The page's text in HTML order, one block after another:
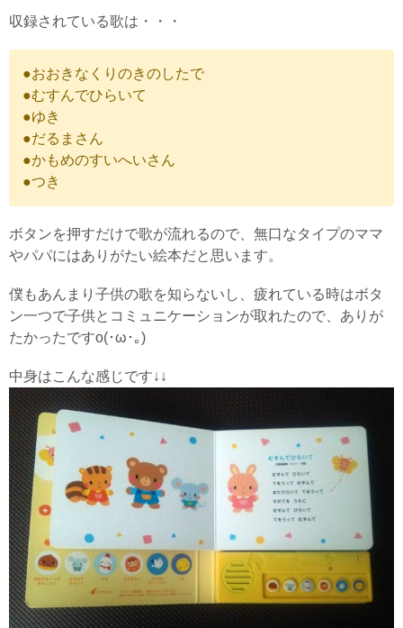
収録されている歌は・・・
●おおきなくりのきのしたで
●むすんでひらいて
●ゆき
●だるまさん
●かもめのすいへいさん
●つき
ボタンを押すだけで歌が流れるので、無口なタイプのママ
やパパにはありがたい絵本だと思います。
僕もあんまり子供の歌を知らないし、疲れている時はボタ
ン一つで子供とコミュニケーションが取れたので、ありが
たかったですo(･ω･｡)
中身はこんな感じです↓↓